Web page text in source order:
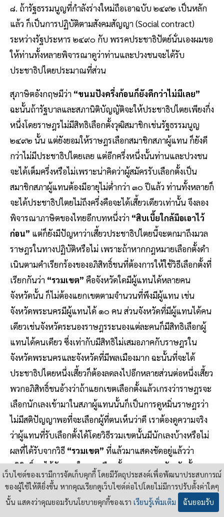
๘. ถ้ารัฐธรรมนูญที่กําลังร่างใหม่ถือเอาฉบับ ๒๔๙๒ เป็นหลัก
แล้ว ก็เป็นการปฏิบัติตามสังคมสัญญา (Social contract)
ระหว่างรัฐประหาร ๒๔๙๐ กับ พรรคประชาธิปัตย์นั่นเองผมขอ
ให้ท่านทั้งหลายพิจารณาดูว่าท่านและปวงชนจะได้รับ
ประชาธิปไตยประมาณที่ส่วน
สุภาษิตอังกฤษมีว่า “ขนมปังครึ่งก้อนก็ยังดีกว่าไม่มีเลย”
ฉะนั้นถ้ารัฐบาลและสภานิติบัญญัติจะให้ประชาธิปไตยเพียงกึ่ง
หนึ่งโดยราษฎรไม่มีสิทธิเลือกตั้งวุฒิสมาชิกเช่นรัฐธรรมนูญ
๒๔๙๒ นั้น แต่ยังยอมให้ราษฎรเลือกสมาชิกสภาผู้แทน ก็ยังดี
กว่าไม่มีประชาธิปไตยเลย แต่อีกครึ่งหนึ่งนั้นท่านและปวงชน
จะได้เต็มครึ่งหรือไม่เพราะน่าคิดว่าผู้สมัครรับเลือกตั้งเป็น
สมาชิกสภาผู้แทนต้องมีอายุไม่ต่ํากว่า ๓๐ ปีแล้ว ท่านทั้งหลายก็
จะได้ประชาธิปไตยไม่ถึงครึ่งคือจะได้เสี้ยวเดียวเท่านั้น จึงลอง
พิจารณาภาษิตของไทยอีกบทหนึ่งว่า “สิบเบี้ยใกล้มือเอาไว้
ก่อน” แต่ก็ยังมีปัญหาว่าเสี้ยวประชาธิปไตยนี้จะตกมาถึงมวล
ราษฎรในทางปฏิบัติหรือไม่ เพราะถ้าหากกฎหมายเลือกตั้งดํา
เนินตามคําเรียกร้องของอภิสิทธิ์ชนที่ต้องการให้ใช้วิธีเลือกตั้งที่
เรียกกันว่า “รวมเขต” คือจังหวัดใดมีผู้แทนได้หลายคน
จังหวัดนั้น ก็ไม่ต้องแยกเขตตามจํานวนที่พึงมีผู้แทน เช่น
จังหวัดพระนครมีผู้แทนได้ ๑๐ คน ส่วนจังหวัดที่มีผู้แทนได้คน
เดียวเช่นจังหวัดระนองราษฎรระนองแต่ละคนก็มีสิทธิเลือกผู้
แทนได้คนเดียว ซึ่งเท่ากับมีสิทธิไม่เสมอภาคกับราษฎรใน
จังหวัดพระนครและจังหวัดที่มีพลเมืองมาก ฉะนั้นที่จะได้
ประชาธิปไตยหนึ่งเสี้ยวก็ต้องลดลงไปอีกหลายส่วนต่อหนึ่งเสี้ยว
พวกอภิสิทธิ์ชนอ้างว่าถ้าแยกเขตเลือกตั้งแล้วเกรงว่าราษฎรจะ
เลือกนักเลงเข้ามาในสภาผู้แทนนั้นก็เป็นการดูหมิ่นราษฎรว่า
ไม่มีสติปัญญาพอที่จะเลือกผู้ที่ตนเห็นว่าดี เราต้องดูความจริง
ว่าผู้แทนที่รับเลือกตั้งได้โดยวิธีรวมเขตนั้นมีนักเลงบ้างหรือไม่
ผลที่ได้รับจากวิธี “รวมเขต” ที่แล้วมาแสดงชัดอยู่แล้วว่า
อภิสิทธิ์ชนได้ชัยชนะในการเลือกตั้งรวมเขตของจังหวัดนั้นๆ
ชนิด“กินรวบ”
ทีเดียว เช่นในจังหวัดพระนครที่อภิสิทธิ์ชนเคย
มีอิทธิพลในย่านค้าและผู้เป็นเจ้าของเคหสถานก็สามารถเอา
เสียงที่เป็นกลุ่มก้อนของพวกตนชนะเต็มอัตราที่จังหวัด
เว็บไซต์ของเรามีการจัดเก็บคุกกี้ โดยมีวัตถุประสงค์เพื่อพัฒนาประสบการณ์
ของผู้ใช้ให้ดียิ่งขึ้น หากคุณเรียกดูเว็บไซต์ต่อไปโดยไม่มีการปรับตั้งค่าใดๆ
นั้น แสดงว่าคุณยอมรับนโยบายคุกกี้ของเรา เรียนรู้เพิ่มเติม ฉันยอมรับ